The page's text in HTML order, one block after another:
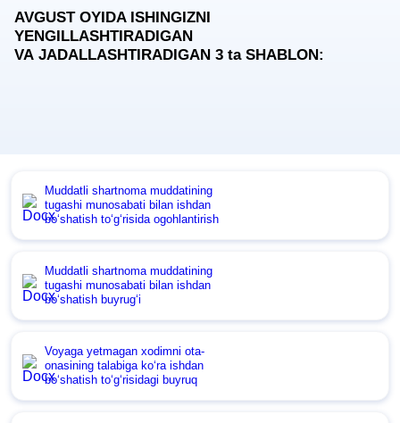
AVGUST OYIDA ISHINGIZNI
YENGILLASHTIRADIGAN
VA JADALLASHTIRADIGAN 3 taSHABLON:
Muddatli shartnoma muddatining
tugashi munosabati bilan ishdan
boʻshatish toʻgʻrisida ogohlantirish
Muddatli shartnoma muddatining
tugashi munosabati bilan ishdan
boʻshatish buyrugʻi
Voyaga yetmagan хodimni ota-
onasining talabiga koʻra ishdan
boʻshatish toʻgʻrisidagi buyruq